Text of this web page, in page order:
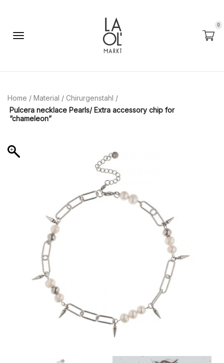
0
Home / Material / Chirurgenstahl /
Pulcera necklace Pearls/ Extra accessory chip for
“chameleon”